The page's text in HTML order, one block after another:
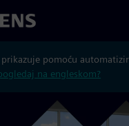
prikazuje pomoću
na engleskom?